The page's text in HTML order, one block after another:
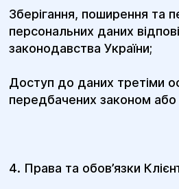
Зберігання, поширення та
персональних даних
законодавства України;
Доступ до даних третіми
передбачених законом
4. Права та обов’язки